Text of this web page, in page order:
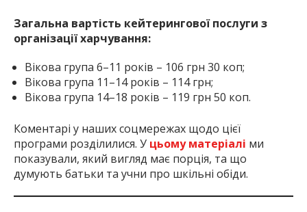
Загальна вартість кейтерингової послуги з
організації харчування:
Вікова група 6–11 років – 106 грн 30 коп;
Вікова група 11–14 років – 114 грн;
Вікова група 14–18 років – 119 грн 50 коп.
Коментарі у наших соцмережах щодо цієї
програми розділилися. У цьому матеріалі ми
показували, який вигляд має порція, та що
думують батьки та учни про шкільні обіди.